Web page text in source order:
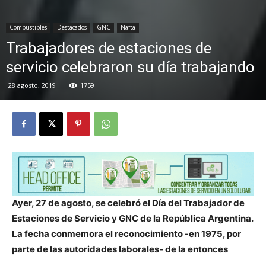
Combustibles Destacados GNC Nafta
Trabajadores de estaciones de
servicio celebraron su día trabajando
28 agosto, 2019 1759
Ayer, 27 de agosto, se celebró el Día del Trabajador de
Estaciones de Servicio y GNC de la República Argentina.
La fecha conmemora el reconocimiento -en 1975, por
parte de las autoridades laborales- de la entonces